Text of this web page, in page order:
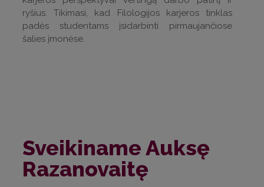
ryšius. Tikimasi, kad Filologijos karjeros tinklas
padės studentams įsidarbinti pirmaujančiose
šalies įmonėse.
Sveikiname Auksę
Razanovaitę